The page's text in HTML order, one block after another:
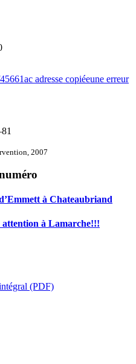
adresse copiéeune erreur
2007
à Chateaubriand
attention à Lamarche!!!
(PDF)